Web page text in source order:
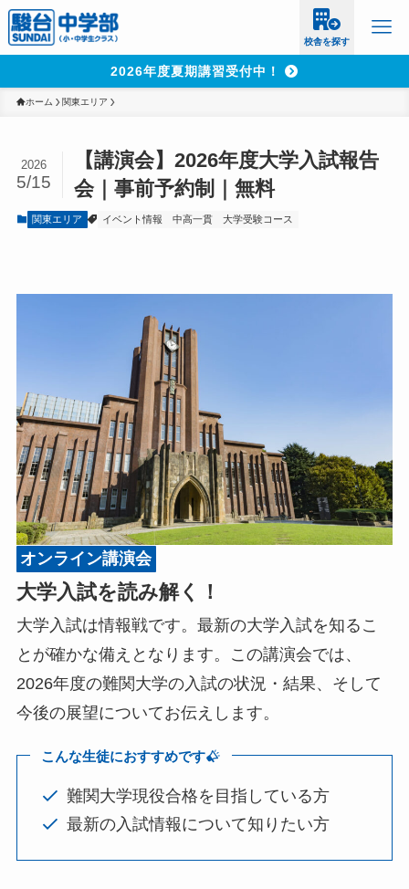
校舎を探す
2026年度夏期講習受付中！
ホーム 関東エリア
【講演会】2026年度大学入試報告
会｜事前予約制｜無料
2026
5/15
関東エリア イベント情報 中高一貫 大学受験コース
オンライン講演会
大学入試を読み解く！
大学入試は情報戦です。最新の大学入試を知るこ
とが確かな備えとなります。この講演会では、
2026年度の難関大学の入試の状況・結果、そして
今後の展望についてお伝えします。
こんな生徒におすすめです
難関大学現役合格を目指している方
最新の入試情報について知りたい方